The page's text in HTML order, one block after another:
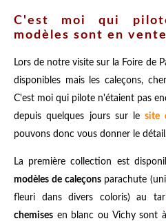
C'est moi qui
modèles sont en
Lors de notre visite sur la Foire de
disponibles mais les caleçons,
C'est moi qui pilote n'étaient pas
depuis quelques jours sur lesite
pouvons donc vous donner le
La première collection est
modèles de caleçonsparachute
fleuri dans divers coloris) au
chemises en blanc ou Vichy sont